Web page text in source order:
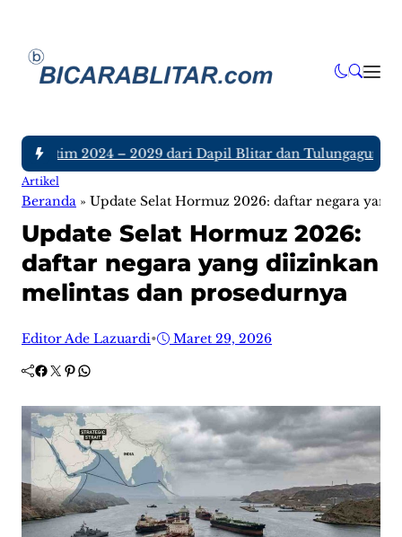
Jatim 2024 – 2029 dari Dapil Blitar dan Tulungagung,
Artikel
Beranda » Update Selat Hormuz 2026: daftar negara
Update Selat Hormuz 2026:
daftar negara yang diizinkan
melintas dan prosedurnya
Editor Ade Lazuardi• Maret 29, 2026
Facebook Twitter Pinterest WhatsApp